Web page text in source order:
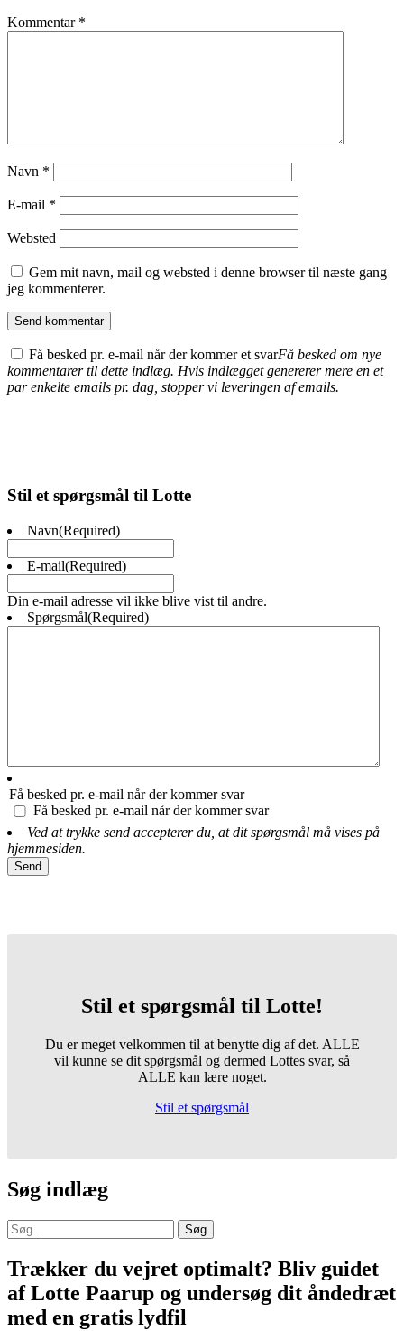
Kommentar *
Navn *
E-mail *
Websted
Gem mit navn, mail og websted i denne browser til næste gang
jeg kommenterer.
Få besked pr. e-mail når der kommer et svarFå besked om nye
kommentarer til dette indlæg. Hvis indlægget genererer mere en et
par enkelte emails pr. dag, stopper vi leveringen af emails.
Stil et spørgsmål til Lotte
Navn(Required)
E-mail(Required)
Din e-mail adresse vil ikke blive vist til andre.
Spørgsmål(Required)
Få besked pr. e-mail når der kommer svar
Få besked pr. e-mail når der kommer svar
Ved at trykke send accepterer du, at dit spørgsmål må vises på
hjemmesiden.
Stil et spørgsmål til Lotte!
Du er meget velkommen til at benytte dig af det. ALLE
vil kunne se dit spørgsmål og dermed Lottes svar, så
ALLE kan lære noget.
Stil et spørgsmål
Søg indlæg
Søg
Trækker du vejret optimalt? Bliv guidet
af Lotte Paarup og undersøg dit åndedræt
med en gratis lydfil